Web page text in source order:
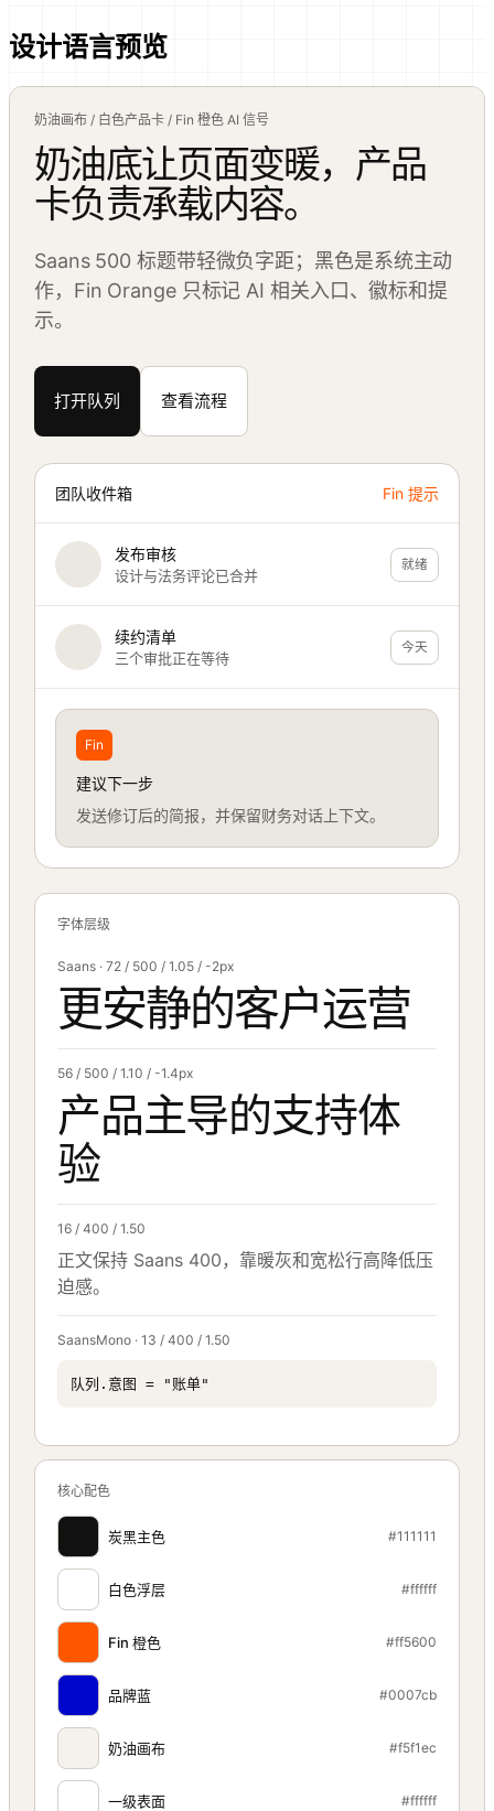
设计语言预览
奶油画布 / 白色产品卡 / Fin 橙色 AI 信号
奶油底让页面变暖，产品
卡负责承载内容。
Saans 500 标题带轻微负字距；黑色是系统主动
作，Fin Orange 只标记 AI 相关入口、徽标和提
示。
打开队列 查看流程
团队收件箱 Fin 提示
发布审核
设计与法务评论已合并
就绪
续约清单
三个审批正在等待
今天
Fin
建议下一步
发送修订后的简报，并保留财务对话上下文。
字体层级
Saans · 72 / 500 / 1.05 / -2px
更安静的客户运营
56 / 500 / 1.10 / -1.4px
产品主导的支持体
验
16 / 400 / 1.50
正文保持 Saans 400，靠暖灰和宽松行高降低压
迫感。
SaansMono · 13 / 400 / 1.50
队列.意图 = "账单"
核心配色
炭黑主色 #111111
白色浮层 #ffffff
Fin 橙色 #ff5600
品牌蓝 #0007cb
奶油画布 #f5f1ec
一级表面 #ffffff